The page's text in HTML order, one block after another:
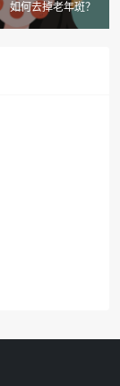
如何去掉老年斑？